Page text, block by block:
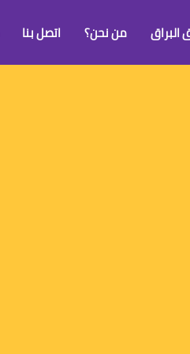
البراق من نحن؟ اتصل بنا